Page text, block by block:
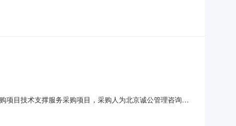
目方案编制、现场测量、现场检查、合同管理、信息管理、
目技术支撑服务采购项目，采购人为北京诚公管理咨询有
量、现场检查、合同管理、信息管理、项目技术论证等的